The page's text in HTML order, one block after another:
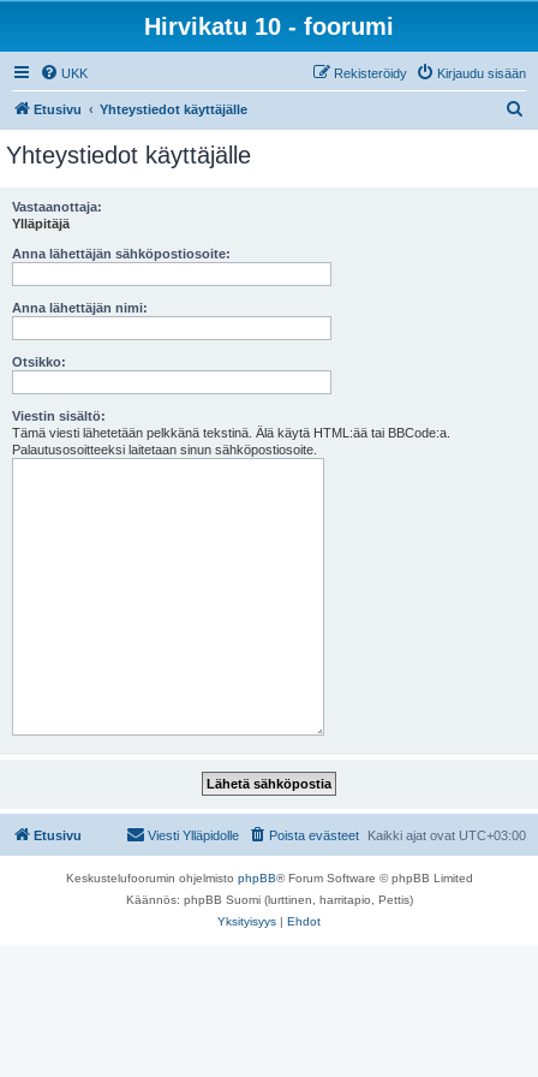
Hirvikatu 10 - foorumi
UKK Kirjaudu sisään
Rekisteröidy
Etusivu Yhteystiedot käyttäjälle
Yhteystiedot käyttäjälle
Vastaanottaja:
Ylläpitäjä
Anna lähettäjän sähköpostiosoite:
Anna lähettäjän nimi:
Otsikko:
Viestin sisältö:
Tämä viesti lähetetään pelkkänä tekstinä. Älä käytä HTML:ää tai BBCode:a.
Palautusosoitteeksi laitetaan sinun sähköpostiosoite.
Etusivu Kaikki ajat ovat UTC+03:00
Poista evästeet
Viesti Ylläpidolle
Keskustelufoorumin ohjelmisto phpBB® Forum Software © phpBB Limited
Käännös: phpBB Suomi (lurttinen, harritapio, Pettis)
Yksityisyys | Ehdot